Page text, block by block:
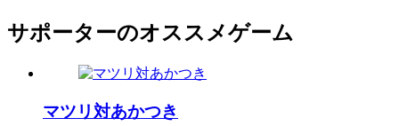
サポーターのオススメゲーム
マツリ対あかつき